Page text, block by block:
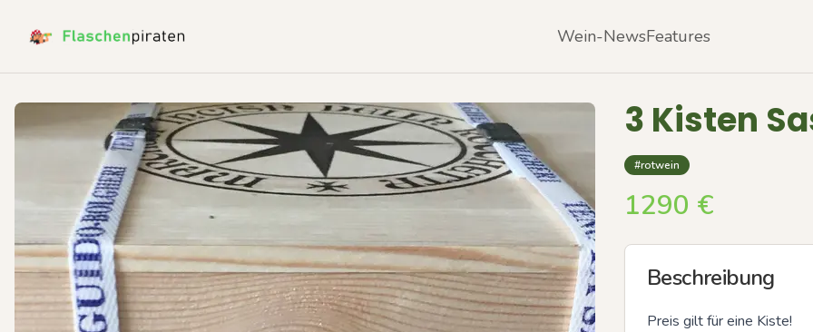
Wein-NewsFeatures
3 Kisten
#rotwein
1290 €
Beschreibung
Preis gilt für eine Kiste!